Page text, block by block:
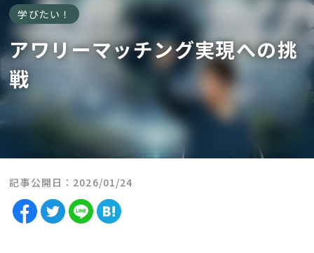
学びたい！
アワリーマッチング実現への挑
戦
記事公開日：2026/01/24